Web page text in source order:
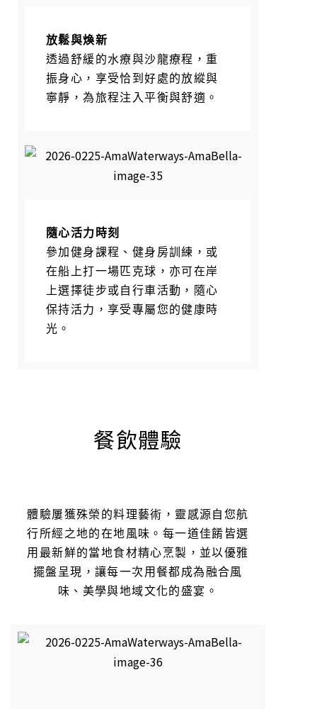
放鬆與煥新
透過舒緩的水療與沙龍療程，重
振身心，享受恰到好處的放縱與
寧靜，為旅程注入平衡與舒適。
隨心活力時刻
參加健身課程、健身房訓練，或
在船上打一場匹克球，亦可在岸
上選擇徒步或自行車活動，隨心
保持活力，享受專屬您的健康時
光。
餐飲體驗
體驗屢獲殊榮的料理藝術，靈感源自您航
行所經之地的在地風味。每一道佳餚皆選
用最新鮮的當地食材精心烹製，並以優雅
擺盤呈現，讓每一次用餐都成為融合風
味、美學與地域文化的盛宴。